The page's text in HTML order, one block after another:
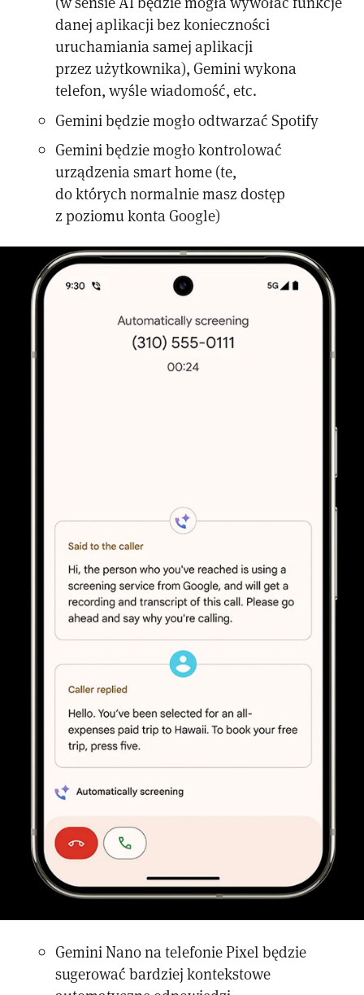
danej aplikacji bez konieczności
uruchamiania samej aplikacji
przez użytkownika), Gemini wykona
telefon, wyśle wiadomość, etc.
Gemini będzie mogło odtwarzać Spotify
Gemini będzie mogło kontrolować
urządzenia smart home (te,
do których normalnie masz dostęp
z poziomu konta Google)
Gemini Nano na telefonie Pixel będzie
sugerować bardziej kontekstowe